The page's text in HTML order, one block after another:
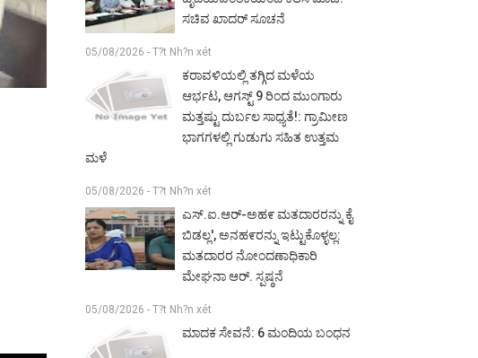
ಸಚಿವ ಖಾದರ್ ಸೂಚನೆ
05/08/2026 - T?t Nh?n xét
ಕರಾವಳಿಯಲ್ಲಿ ತಗ್ಗಿದ ಮಳೆಯ
ಆರ್ಭಟ, ಆಗಸ್ಟ್ 9 ರಿಂದ ಮುಂಗಾರು
ಮತ್ತಷ್ಟು ದುರ್ಬಲ ಸಾಧ್ಯತೆ!: ಗ್ರಾಮೀಣ
ಭಾಗಗಳಲ್ಲಿ ಗುಡುಗು ಸಹಿತ ಉತ್ತಮ
ಮಳೆ
05/08/2026 - T?t Nh?n xét
ಎಸ್.ಐ.ಆರ್-ಅಹ೯ ಮತದಾರರನ್ನು ಕೈ
ಬಿಡಲ್ಲ', ಅನಹ೯ರನ್ನು ಇಟ್ಟುಕೊಳ್ಳಲ್ಲ:
ಮತದಾರರ ನೋಂದಣಾಧಿಕಾರಿ
ಮೇಘನಾ ಆರ್. ಸ್ಪಷ್ಠನೆ
05/08/2026 - T?t Nh?n xét
ಮಾದಕ ಸೇವನೆ: 6 ಮಂದಿಯ ಬಂಧನ